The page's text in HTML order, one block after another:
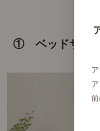
① ベッドサイド